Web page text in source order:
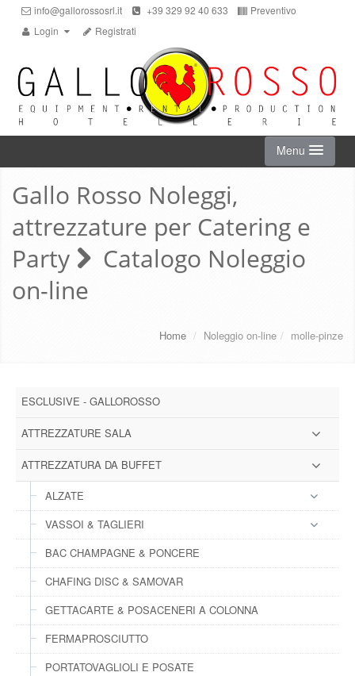
info@gallorossosrl.it +39 329 92 40 633
Preventivo
Login
Registrati
Menu
HOME
NOLEGGIO ON-LINE
CHI SIAMO
CONTATTI
FAQs
LOGIN
Gallo Rosso Noleggi,
attrezzature per Catering e
Party
Catalogo Noleggio
on-line
Home / Noleggio on-line / molle-pinze
ESCLUSIVE - GALLOROSSO
ATTREZZATURE SALA
ATTREZZATURA DA BUFFET
ALZATE
VASSOI & TAGLIERI
BAC CHAMPAGNE & PONCERE
CHAFING DISC & SAMOVAR
GETTACARTE & POSACENERI A COLONNA
FERMAPROSCIUTTO
PORTATOVAGLIOLI E POSATE